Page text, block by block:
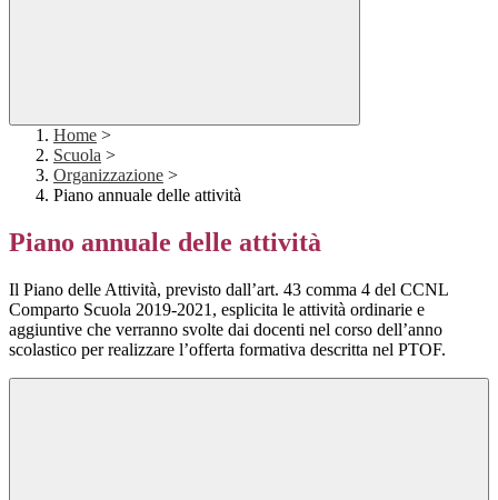
Home >
Scuola >
Organizzazione >
Piano annuale delle attività
Piano annuale delle attività
Il Piano delle Attività, previsto dall’art. 43 comma 4 del CCNL
Comparto Scuola 2019-2021, esplicita le attività ordinarie e
aggiuntive che verranno svolte dai docenti nel corso dell’anno
scolastico per realizzare l’offerta formativa descritta nel PTOF.